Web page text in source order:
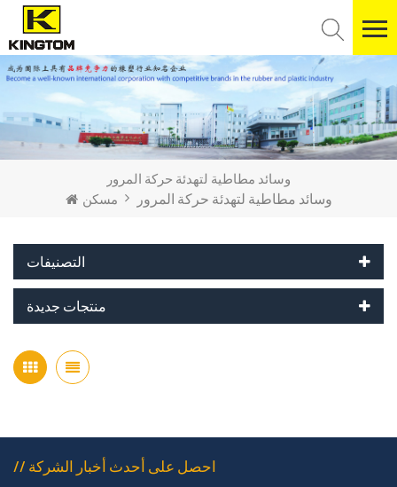
وسائد مطاطية لتهدئة حركة المرور
مسكن
وسائد مطاطية لتهدئة حركة المرور
التصنيفات
منتجات جديدة
// احصل على أحدث أخبار الشركة